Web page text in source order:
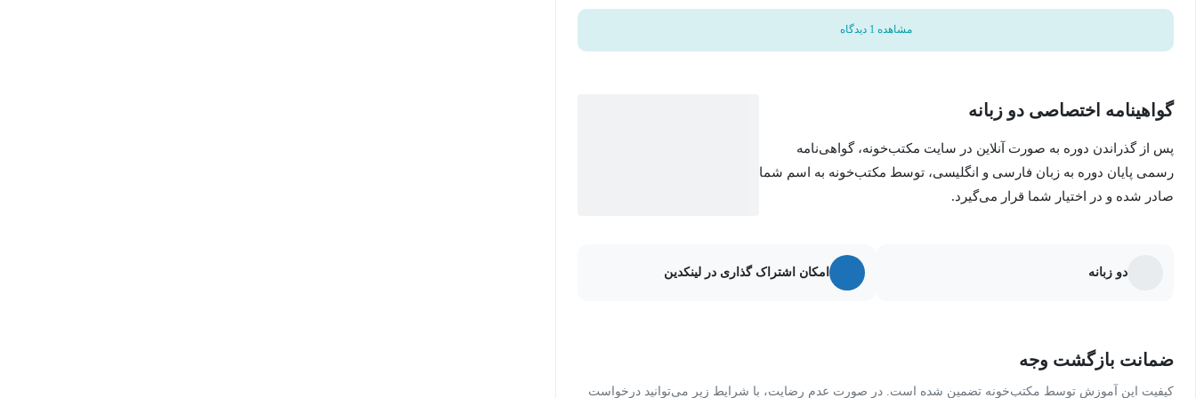
مشاهده 1 دیدگاه
گواهینامه اختصاصی دو زبانه
پس از گذراندن دوره به صورت آنلاین در سایت مکتب‌خونه، گواهی‌نامه
رسمی پایان دوره به زبان فارسی و انگلیسی، توسط مکتب‌خونه به اسم شما
صادر شده و در اختیار شما قرار می‌گیرد.
امکان اشتراک گذاری در لینکدین دو زبانه
ضمانت بازگشت وجه
کیفیت این آموزش توسط مکتب‌خونه تضمین شده است. در صورت عدم رضایت، با شرایط زیر می‌توانید درخواست